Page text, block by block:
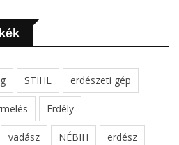
STIHL erdészeti gép
Erdély
vadász NÉBIH erdész